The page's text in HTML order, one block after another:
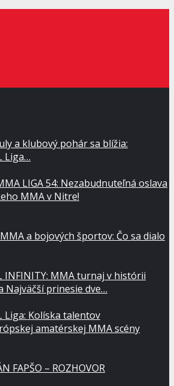
a klubový pohár sa blížia:
Liga…
LIGA 54: Nezabudnuteľná oslava
MMA v Nitre!
a bojových športov: Čo sa dialo
INFINITY: MMA turnaj v histórii
Najväčší prinesie dve…
Liga: Kolíska talentov
amatérskej MMA scény
FAPŠO – ROZHOVOR